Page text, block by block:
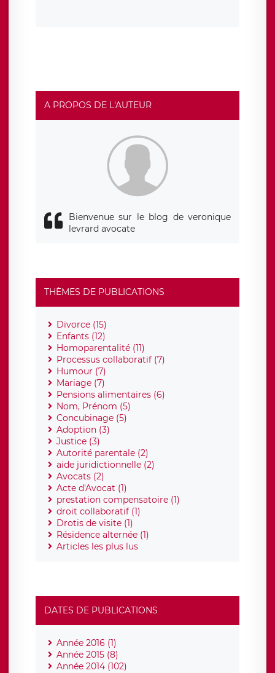
rue Léopold Sédar Senghor, joignable à l’adresse mail :
responsabledetraitement@legavox.fr. Vous avez
également le droit d’introduire une réclamation auprès
d’une autorité de contrôle.
A PROPOS DE L'AUTEUR
Bienvenue sur le blog de veronique
levrard avocate
THÈMES DE PUBLICATIONS
Divorce (15)
Enfants (12)
Homoparentalité (11)
Processus collaboratif (7)
Humour (7)
Mariage (7)
Pensions alimentaires (6)
Nom, Prénom (5)
Concubinage (5)
Adoption (3)
Justice (3)
Autorité parentale (2)
aide juridictionnelle (2)
Avocats (2)
Acte d'Avocat (1)
prestation compensatoire (1)
droit collaboratif (1)
Drotis de visite (1)
Résidence alternée (1)
Articles les plus lus
DATES DE PUBLICATIONS
Année 2016 (1)
Année 2015 (8)
Année 2014 (102)